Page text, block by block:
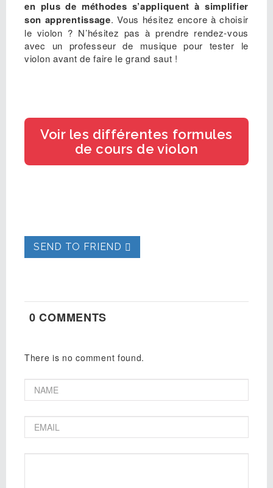
en plus de méthodes s’appliquent à simplifier
son apprentissage. Vous hésitez encore à choisir
le violon ? N’hésitez pas à prendre rendez-vous
avec un professeur de musique pour tester le
violon avant de faire le grand saut !
Voir les différentes formules
de cours de violon
SEND TO FRIEND
0 COMMENTS
There is no comment found.